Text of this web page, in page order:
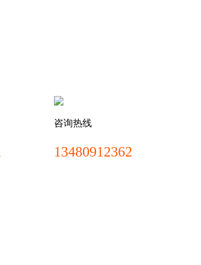
咨询热线
13480912362